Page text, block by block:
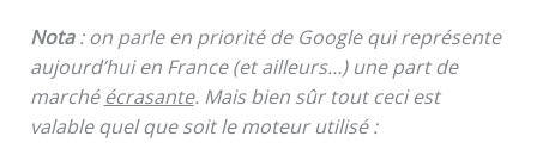
Nota: on parle en priorité de Google qui représente
aujourd’hui en France (et ailleurs…) une part de
marchéécrasante. Mais bien sûr tout ceci est
valable quel que soit le moteur utilisé :